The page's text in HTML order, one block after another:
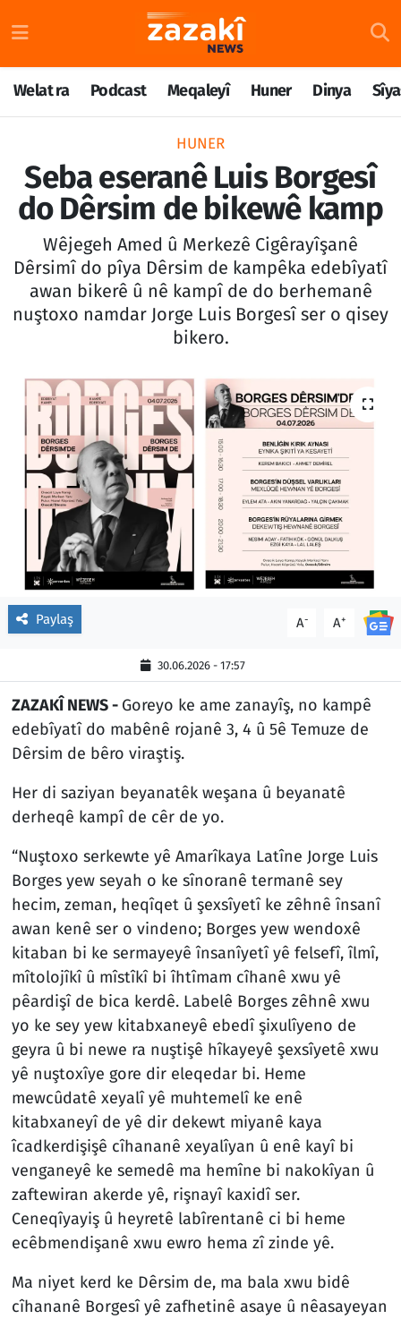
Welat ra Podcast Meqaleyî Huner Dinya
HUNER
Seba eseranê Luis Borgesî
do Dêrsim de bikewê kamp
Wêjegeh Amed û Merkezê Cigêrayîşanê
Dêrsimî do pîya Dêrsim de kampêka edebîyatî
awan bikerê û nê kampî de do berhemanê
nuştoxo namdar Jorge Luis Borgesî ser o qisey
bikero.
Paylaş A- A+
30.06.2026 - 17:57
ZAZAKÎ NEWS - Goreyo ke ame zanayîş, no kampê
edebîyatî do mabênê rojanê 3, 4 û 5ê Temuze de
Dêrsim de bêro viraştiş.
Her di saziyan beyanatêk weşana û beyanatê
derheqê kampî de cêr de yo.
“Nuştoxo serkewte yê Amarîkaya Latîne Jorge Luis
Borges yew seyah o ke sînoranê termanê sey
hecim, zeman, heqîqet û şexsîyetî ke zêhnê însanî
awan kenê ser o vindeno; Borges yew wendoxê
kitaban bi ke sermayeyê însanîyetî yê felsefî, îlmî,
mîtolojîkî û mîstîkî bi îhtîmam cîhanê xwu yê
pêardişî de bica kerdê. Labelê Borges zêhnê xwu
yo ke sey yew kitabxaneyê ebedî şixulîyeno de
geyra û bi newe ra nuştişê hîkayeyê şexsîyetê xwu
yê nuştoxîye gore dir eleqedar bi. Heme
mewcûdatê xeyalî yê muhtemelî ke enê
kitabxaneyî de yê dir dekewt miyanê kaya
îcadkerdişişê cîhananê xeyalîyan û enê kayî bi
venganeyê ke semedê ma hemîne bi nakokîyan û
zaftewiran akerde yê, rişnayî kaxidî ser.
Ceneqîyayiş û heyretê labîrentanê ci bi heme
ecêbmendişanê xwu ewro hema zî zinde yê.
Ma niyet kerd ke Dêrsim de, ma bala xwu bidê
cîhananê Borgesî yê zafhetinê asaye û nêasayeyan
Welat ra
Podcast
Huner
Dinya
Sîyaset
Têkilî
Nöbetçi Eczaneler
Hava Durumu
Trafik Durumu
Süper Lig Puan Durumu ve Fikstür
Tüm Manşetler
Son Dakika Haberleri
Haber Arşivi